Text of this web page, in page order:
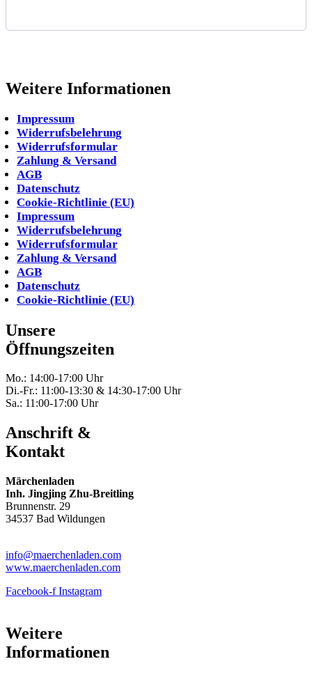
Weitere Informationen
Impressum
Widerrufsbelehrung
Widerrufsformular
Zahlung & Versand
AGB
Datenschutz
Cookie-Richtlinie (EU)
Impressum
Widerrufsbelehrung
Widerrufsformular
Zahlung & Versand
AGB
Datenschutz
Cookie-Richtlinie (EU)
Unsere
Öffnungszeiten
Mo.: 14:00-17:00 Uhr
Di.-Fr.: 11:00-13:30 & 14:30-17:00 Uhr
Sa.: 11:00-17:00 Uhr
Anschrift &
Kontakt
Märchenladen
Inh. Jingjing Zhu-Breitling
Brunnenstr. 29
34537 Bad Wildungen
info@maerchenladen.com
www.maerchenladen.com
Facebook-f Instagram
Weitere
Informationen